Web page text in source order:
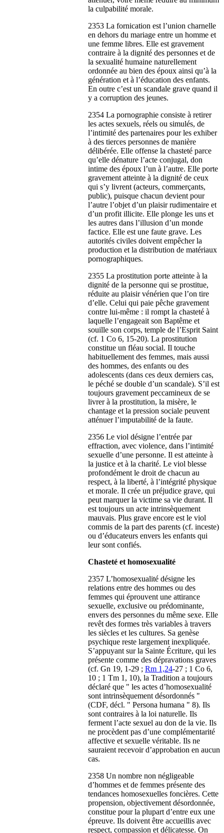
la culpabilité morale.
2353 La fornication est l’union charnelle
en dehors du mariage entre un homme et
une femme libres. Elle est gravement
contraire à la dignité des personnes et de
la sexualité humaine naturellement
ordonnée au bien des époux ainsi qu’à la
génération et à l’éducation des enfants.
En outre c’est un scandale grave quand il
y a corruption des jeunes.
2354 La pornographie consiste à retirer
les actes sexuels, réels ou simulés, de
l’intimité des partenaires pour les exhiber
à des tierces personnes de manière
délibérée. Elle offense la chasteté parce
qu’elle dénature l’acte conjugal, don
intime des époux l’un à l’autre. Elle porte
gravement atteinte à la dignité de ceux
qui s’y livrent (acteurs, commerçants,
public), puisque chacun devient pour
l’autre l’objet d’un plaisir rudimentaire et
d’un profit illicite. Elle plonge les uns et
les autres dans l’illusion d’un monde
factice. Elle est une faute grave. Les
autorités civiles doivent empêcher la
production et la distribution de matériaux
pornographiques.
2355 La prostitution porte atteinte à la
dignité de la personne qui se prostitue,
réduite au plaisir vénérien que l’on tire
d’elle. Celui qui paie pêche gravement
contre lui-même : il rompt la chasteté à
laquelle l’engageait son Baptême et
souille son corps, temple de l’Esprit Saint
(cf. 1 Co 6, 15-20). La prostitution
constitue un fléau social. Il touche
habituellement des femmes, mais aussi
des hommes, des enfants ou des
adolescents (dans ces deux derniers cas,
le péché se double d’un scandale). S’il est
toujours gravement peccamineux de se
livrer à la prostitution, la misère, le
chantage et la pression sociale peuvent
atténuer l’imputabilité de la faute.
2356 Le viol désigne l’entrée par
effraction, avec violence, dans l’intimité
sexuelle d’une personne. Il est atteinte à
la justice et à la charité. Le viol blesse
profondément le droit de chacun au
respect, à la liberté, à l’intégrité physique
et morale. Il crée un préjudice grave, qui
peut marquer la victime sa vie durant. Il
est toujours un acte intrinsèquement
mauvais. Plus grave encore est le viol
commis de la part des parents (cf. inceste)
ou d’éducateurs envers les enfants qui
leur sont confiés.
Chasteté et homosexualité
2357 L’homosexualité désigne les
relations entre des hommes ou des
femmes qui éprouvent une attirance
sexuelle, exclusive ou prédominante,
envers des personnes du même sexe. Elle
revêt des formes très variables à travers
les siècles et les cultures. Sa genèse
psychique reste largement inexpliquée.
S’appuyant sur la Sainte Écriture, qui les
présente comme des dépravations graves
(cf. Gn 19, 1-29 ; Rm 1,24-27 ; 1 Co 6,
10 ; 1 Tm 1, 10), la Tradition a toujours
déclaré que " les actes d’homosexualité
sont intrinsèquement désordonnés "
(CDF, décl. " Persona humana " 8). Ils
sont contraires à la loi naturelle. Ils
ferment l’acte sexuel au don de la vie. Ils
ne procèdent pas d’une complémentarité
affective et sexuelle véritable. Ils ne
sauraient recevoir d’approbation en aucun
cas.
2358 Un nombre non négligeable
d’hommes et de femmes présente des
tendances homosexuelles foncières. Cette
propension, objectivement désordonnée,
constitue pour la plupart d’entre eux une
épreuve. Ils doivent être accueillis avec
respect, compassion et délicatesse. On